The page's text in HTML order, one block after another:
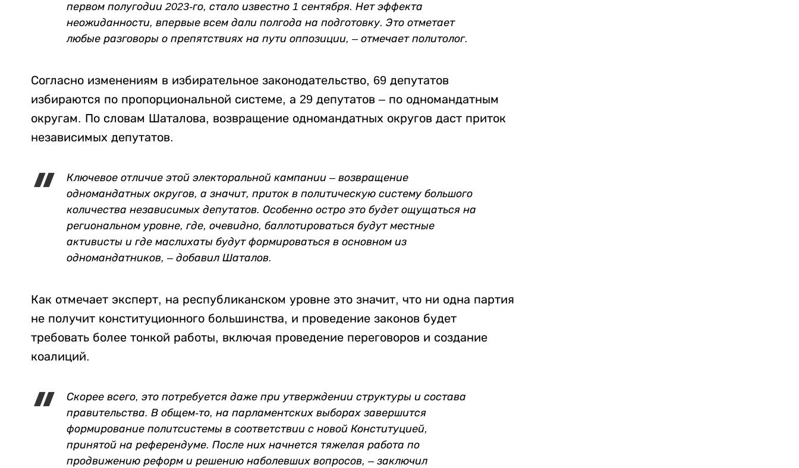
первом полугодии 2023-го, стало известно 1 сентября. Нет эффекта
неожиданности, впервые всем дали полгода на подготовку. Это отметает
любые разговоры о препятствиях на пути оппозиции, – отмечает политолог.
Согласно изменениям в избирательное законодательство, 69 депутатов
избираются по пропорциональной системе, а 29 депутатов – по одномандатным
округам. По словам Шаталова, возвращение одномандатных округов даст приток
независимых депутатов.
Ключевое отличие этой электоральной кампании – возвращение
одномандатных округов, а значит, приток в политическую систему большого
количества независимых депутатов. Особенно остро это будет ощущаться на
региональном уровне, где, очевидно, баллотироваться будут местные
активисты и где маслихаты будут формироваться в основном из
одномандатников, – добавил Шаталов.
Как отмечает эксперт, на республиканском уровне это значит, что ни одна партия
не получит конституционного большинства, и проведение законов будет
требовать более тонкой работы, включая проведение переговоров и создание
коалиций.
Скорее всего, это потребуется даже при утверждении структуры и состава
правительства. В общем-то, на парламентских выборах завершится
формирование политсистемы в соответствии с новой Конституцией,
принятой на референдуме. После них начнется тяжелая работа по
продвижению реформ и решению наболевших вопросов, – заключил